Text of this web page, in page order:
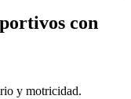
con
y motricidad.